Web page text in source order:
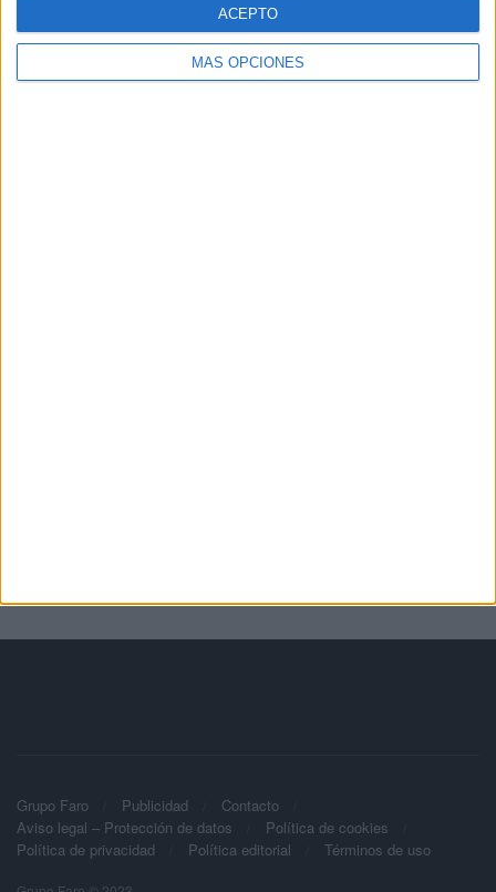
MÁS OPCIONES
ACEPTO
Grupo Faro Publicidad
Contacto
Aviso legal – Protección de datos
Política de cookies
Política de privacidad
Política editorial Términos de uso